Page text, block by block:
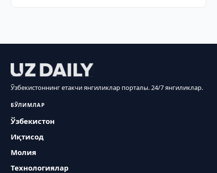
Ўзбекистоннинг етакчи янгиликлар порталы. 24/7 янгиликлар.
БЎЛИМЛАР
Ўзбекистон
Иқтисод
Молия
Технологиялар